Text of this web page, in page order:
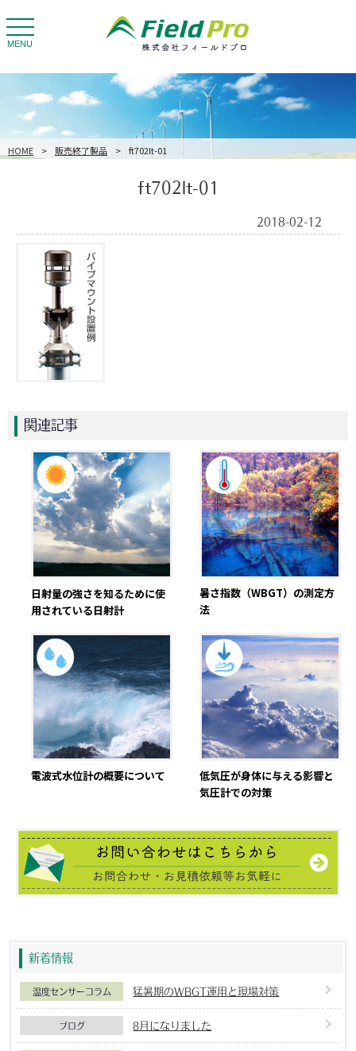
toggle
navigation
MENU
HOME > 販売終了製品 > ft702lt-01
ft702lt-01
2018-02-12
関連記事
日射量の強さを知るために使
用されている日射計
暑さ指数（WBGT）の測定方
法
電波式水位計の概要について
低気圧が身体に与える影響と
気圧計での対策
新着情報
温度センサーコラム 猛暑期のWBGT運用と現場対策
ブログ 8月になりました